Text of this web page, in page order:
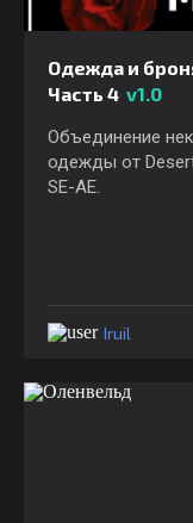
Одежда и
Часть 4 v1.0
Объединение
одежды от
SE-AE.
Iruil